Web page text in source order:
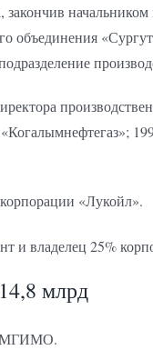
закончив
объединения
«Лукойл».
и владелец 25%
млрд
МГИМО.